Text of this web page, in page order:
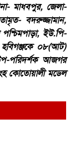
মাধবপুর, জেলা-
বদরুজ্জামান,
ইউ.পি-
০৮(আট)
পরিদর্শক আজগর
কোতোয়ালী মডেল